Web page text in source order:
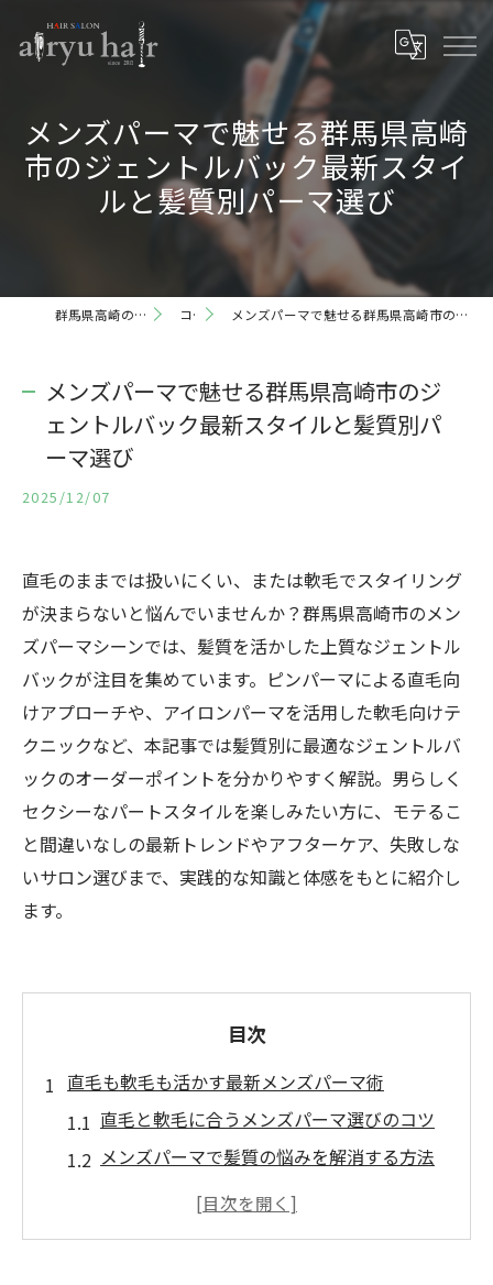
メンズパーマで魅せる群馬県高崎
市のジェントルバック最新スタイ
ルと髪質別パーマ選び
群馬県高崎の理容室ならairyu hair コラム メンズパーマで魅せる群馬県高崎市のジェントルバック最新スタイルと髪質別パーマ選び
メンズパーマで魅せる群馬県高崎市のジ
ェントルバック最新スタイルと髪質別パ
ーマ選び
2025/12/07
直毛のままでは扱いにくい、または軟毛でスタイリング
が決まらないと悩んでいませんか？群馬県高崎市のメン
ズパーマシーンでは、髪質を活かした上質なジェントル
バックが注目を集めています。ピンパーマによる直毛向
けアプローチや、アイロンパーマを活用した軟毛向けテ
クニックなど、本記事では髪質別に最適なジェントルバ
ックのオーダーポイントを分かりやすく解説。男らしく
セクシーなパートスタイルを楽しみたい方に、モテるこ
と間違いなしの最新トレンドやアフターケア、失敗しな
いサロン選びまで、実践的な知識と体感をもとに紹介し
ます。
目次
直毛も軟毛も活かす最新メンズパーマ術
直毛と軟毛に合うメンズパーマ選びのコツ
メンズパーマで髪質の悩みを解消する方法
群馬県のトレンドメンズパーマスタイル紹